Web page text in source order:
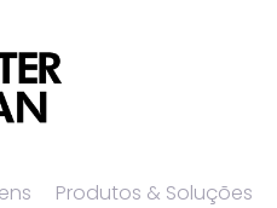
Produtos & Soluções